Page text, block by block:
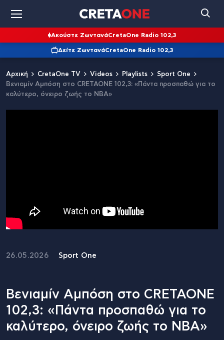
Ακούστε ΖωντανάCretaOne Radio 102,3
Δείτε ΖωντανάCretaOne Radio 102,3
Αρχική CretaOne TV Videos Playlists
Sport One
Βενιαμίν Αμπόση στο CRETAONE 102,3: «Πάντα προσπαθώ για το
καλύτερο, όνειρο ζωής το ΝΒΑ»
26.05.2026 Sport One
Βενιαμίν Αμπόση στο CRETAONE
102,3: «Πάντα προσπαθώ για το
καλύτερο, όνειρο ζωής το ΝΒΑ»